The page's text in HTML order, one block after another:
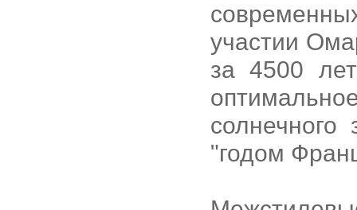
участии
за 4500
"годом